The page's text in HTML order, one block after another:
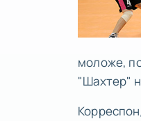
моложе,
"Шахтер"